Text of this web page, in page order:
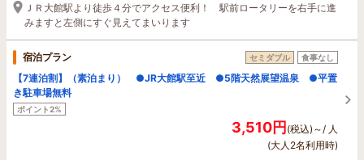
ＪＲ大館駅より徒歩４分でアクセス便利！ 駅前ロータリーを右手に進
みますと左側にすぐ見えてまいります
宿泊プラン セミダブル 食事なし
【7連泊割】（素泊まり） ●JR大館駅至近 ●5階天然展望温泉 ●平置
き駐車場無料
ポイント2%
3,510円(税込)～/ 人
(大人2名利用時)